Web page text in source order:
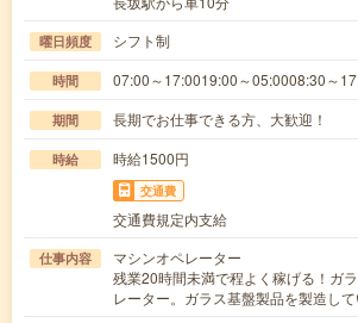
曜日頻度 シフト制
時間 07:00～17:0019:00～05:0008:30～
期間 長期でお仕事できる方、大歓迎！
時給 時給1500円
交通費
交通費規定内支給
仕事内容
マシンオペレーター
残業20時間未満で程よく稼げる！ガ
レーター。ガラス基盤製品を製造し